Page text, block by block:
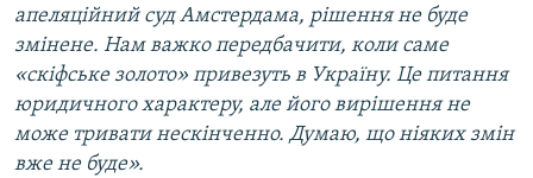
апеляційний суд Амстердама, рішення не буде
змінене. Нам важко передбачити, коли саме
«скіфське золото» привезуть в Україну. Це питання
юридичного характеру, але його вирішення не
може тривати нескінченно. Думаю, що ніяких змін
вже не буде».